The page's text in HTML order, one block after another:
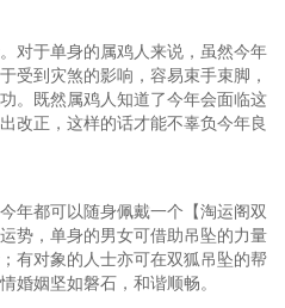
对于单身的属鸡人来说，虽然今年
受到灾煞的影响，容易束手束脚，
。既然属鸡人知道了今年会面临这
改正，这样的话才能不辜负今年良
年都可以随身佩戴一个【淘运阁双
势，单身的男女可借助吊坠的力量
有对象的人士亦可在双狐吊坠的帮
婚姻坚如磐石，和谐顺畅。